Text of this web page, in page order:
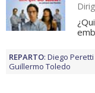
REPARTO: Diego Peretti
Guillermo Toledo